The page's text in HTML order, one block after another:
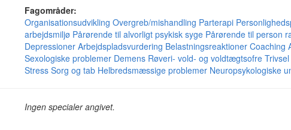
Fagområder:
Organisationsudvikling Overgreb/mishandling Parterapi
arbejdsmiljø Pårørende til alvorligt psykisk syge Pårørende til person
Depressioner Arbejdspladsvurdering Belastningsreaktioner Coaching
Sexologiske problemer Demens Røveri- vold- og voldtægtsofre Trivsel
Stress Sorg og tab Helbredsmæssige problemer Neuropsykologiske
Ingen specialer angivet.